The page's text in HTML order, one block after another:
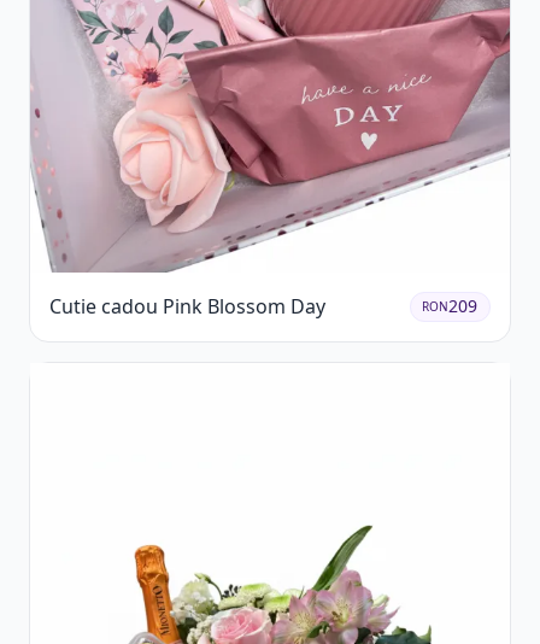
Cutie cadou Pink Blossom Day RON209